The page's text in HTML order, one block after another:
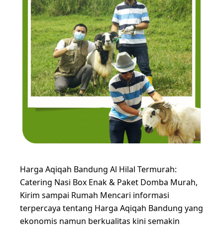
Harga Aqiqah Bandung Al Hilal Termurah:
Catering Nasi Box Enak & Paket Domba Murah,
Kirim sampai Rumah Mencari informasi
terpercaya tentang Harga Aqiqah Bandung yang
ekonomis namun berkualitas kini semakin